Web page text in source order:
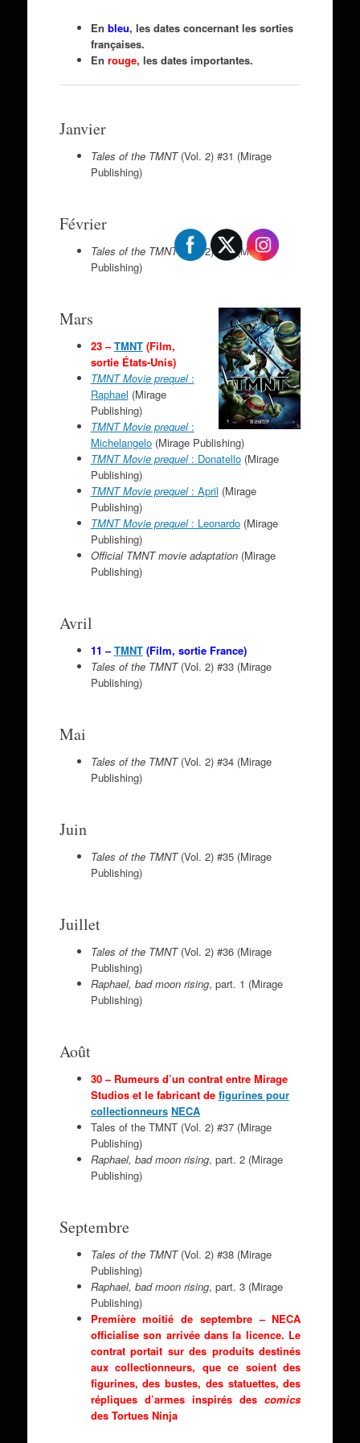
En bleu, les dates concernant les sorties
françaises.
En rouge, les dates importantes.
Janvier
Tales of the TMNT(Vol. 2) #31 (Mirage
Publishing)
Février
Tales of the TMNT(Vol. 2) #32 (Mirage
Publishing)
Mars
23 –TMNT(Film,
sortie États-Unis)
TMNT Movie prequel:
Raphael (Mirage
Publishing)
TMNT Movie prequel:
Michelangelo(Mirage Publishing)
TMNT Movie prequel: Donatello(Mirage
Publishing)
TMNT Movie prequel: April (Mirage
Publishing)
TMNT Movie prequel: Leonardo(Mirage
Publishing)
Official TMNT movie adaptation (Mirage
Publishing)
Avril
11 –TMNT(Film, sortie France)
Tales of the TMNT(Vol. 2) #33 (Mirage
Publishing)
Mai
Tales of the TMNT(Vol. 2) #34 (Mirage
Publishing)
Juin
Tales of the TMNT(Vol. 2) #35 (Mirage
Publishing)
Juillet
Tales of the TMNT(Vol. 2) #36 (Mirage
Publishing)
Raphael, bad moon rising, part. 1 (Mirage
Publishing)
Août
30 – Rumeurs d’un contrat entre Mirage
Studios et le fabricant de figurines pour
collectionneurs NECA
Tales of the TMNT (Vol. 2) #37 (Mirage
Publishing)
Raphael, bad moon rising, part. 2 (Mirage
Publishing)
Septembre
Tales of the TMNT(Vol. 2) #38 (Mirage
Publishing)
Raphael, bad moon rising, part. 3 (Mirage
Publishing)
Première moitié de septembre – NECA
officialise son arrivée dans la licence. Le
contrat portait sur des produits destinés
aux collectionneurs, que ce soient des
figurines, des bustes, des statuettes, des
répliques d’armes inspirés descomics
des Tortues Ninja